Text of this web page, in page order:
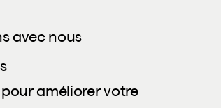
avec nous
améliorer votre